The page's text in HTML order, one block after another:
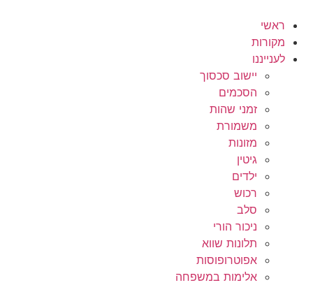
לתוכן
ראשי
מקורות
לענייננו
יישוב סכסוך
הסכמים
זמני שהות
משמורת
מזונות
גיטין
ילדים
רכוש
סלב
ניכור הורי
תלונות שווא
אפוטרופוסות
אלימות במשפחה